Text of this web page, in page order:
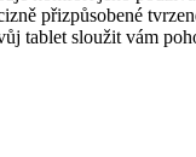
přizpůsobené
tablet sloužit vám